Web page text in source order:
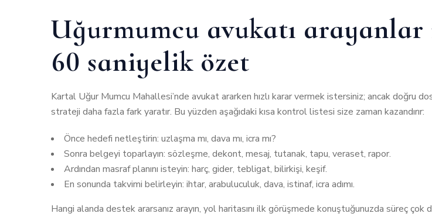
Uğurmumcu avukatı
60 saniyelik özet
Kartal Uğur Mumcu Mahallesi’nde avukat ararken hızlı karar vermek istersiniz; ancak doğru
strateji daha fazla fark yaratır. Bu yüzden aşağıdaki kısa kontrol listesi size zaman kazandırır:
Önce hedefi netleştirin: uzlaşma mı, dava mı, icra mı?
Sonra belgeyi toparlayın: sözleşme, dekont, mesaj, tutanak, tapu, veraset, rapor.
Ardından masraf planını isteyin: harç, gider, tebligat, bilirkişi, keşif.
En sonunda takvimi belirleyin: ihtar, arabuluculuk, dava, istinaf, icra adımı.
Hangi alanda destek ararsanız arayın, yol haritasını ilk görüşmede konuştuğunuzda süreç çok